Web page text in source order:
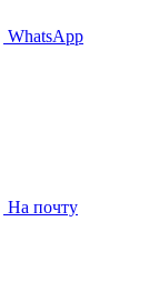
WhatsApp
На почту